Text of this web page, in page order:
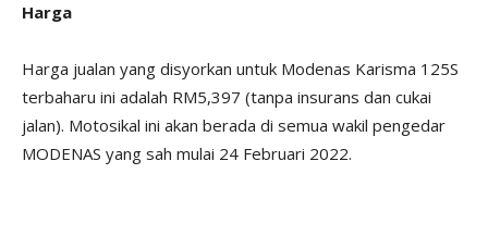
Harga
Harga jualan yang disyorkan untuk Modenas Karisma 125S
terbaharu ini adalah RM5,397 (tanpa insurans dan cukai
jalan). Motosikal ini akan berada di semua wakil pengedar
MODENAS yang sah mulai 24 Februari 2022.